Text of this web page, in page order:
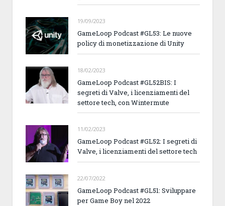
19/09/2023
GameLoop Podcast #GL53: Le nuove
policy di monetizzazione di Unity
18/02/2023
GameLoop Podcast #GL52BIS: I
segreti di Valve, i licenziamenti del
settore tech, con Wintermute
11/02/2023
GameLoop Podcast #GL52: I segreti di
Valve, i licenziamenti del settore tech
22/07/2022
GameLoop Podcast #GL51: Sviluppare
per Game Boy nel 2022